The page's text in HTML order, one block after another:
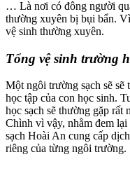
sakarya
… Là nơi có đông người
thường xuyên bị bụi bẩn.
vệ sinh thường xuyên.
Tổng vệ sinh trường
Một ngôi trường sạch sẽ sẽ
học tập của con học sinh.
học sạch sẽ thường gặp rất
Chình vì vậy, nhằm đem
sạch Hoài An cung cấp
riêng của từng ngôi trường.